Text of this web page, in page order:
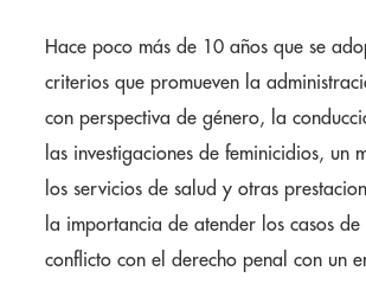
Hace poco más de 10 años que se
criterios que promueven la
con perspectiva de género, la
las investigaciones de feminicidios, un
los servicios de salud y otras
la importancia de atender los casos de
conflicto con el derecho penal con un